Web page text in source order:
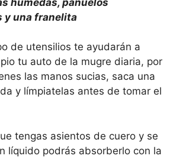
y una franelita
de utensilios te ayudarán a
tu auto de la mugre diaria, por
las manos sucias, saca una
y límpiatelas antes de tomar el
tengas asientos de cuero y se
líquido podrás absorberlo con la